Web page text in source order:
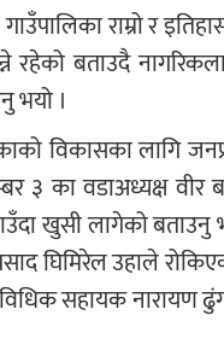
गाउँपालिका राम्रो र
रहेको बताउदै
भयो ।
विकासका लागि
का वडाअध्यक्ष वीर
खुसी लागेको बताउनु
घिमिरेल उहाले
सहायक नारायण